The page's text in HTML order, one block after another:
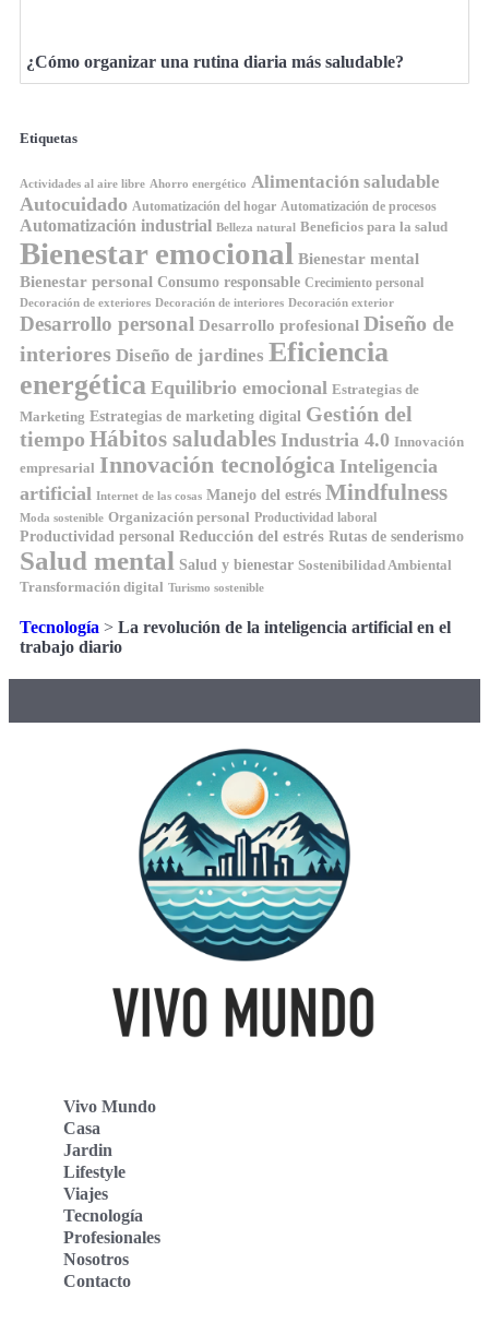
¿Cómo organizar una rutina diaria más saludable?
Etiquetas
Actividades al aire libre Ahorro energético Alimentación saludable
Autocuidado Automatización del hogar Automatización de procesos
Automatización industrial Belleza natural Beneficios para la salud
Bienestar emocional Bienestar mental
Bienestar personal Consumo responsable Crecimiento personal
Decoración de exteriores Decoración de interiores Decoración exterior
Desarrollo personal Desarrollo profesional Diseño de
interiores Diseño de jardines Eficiencia
energética Equilibrio emocional Estrategias de
Marketing Estrategias de marketing digital Gestión del
tiempo Hábitos saludables Industria 4.0 Innovación
empresarial Innovación tecnológica Inteligencia
artificial Internet de las cosas Manejo del estrés Mindfulness
Moda sostenible Organización personal Productividad laboral
Productividad personal Reducción del estrés Rutas de senderismo
Salud mental Salud y bienestar Sostenibilidad Ambiental
Transformación digital Turismo sostenible
Tecnología > La revolución de la inteligencia artificial en el
trabajo diario
Vivo Mundo
Casa
Jardin
Lifestyle
Viajes
Tecnología
Profesionales
Nosotros
Contacto